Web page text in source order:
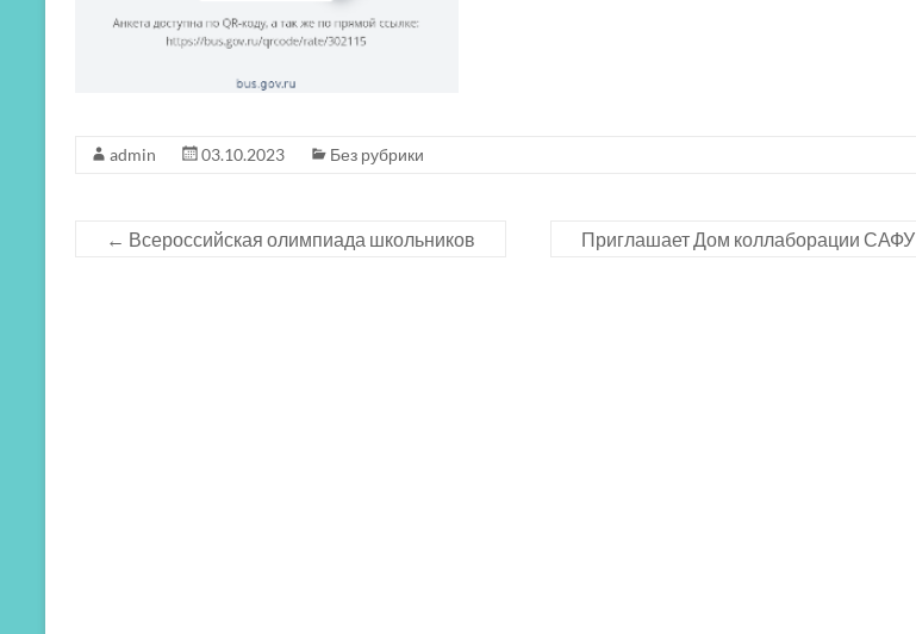
admin 03.10.2023 Без рубрики
← Всероссийская олимпиада школьников Приглашает Дом коллаборации САФУ